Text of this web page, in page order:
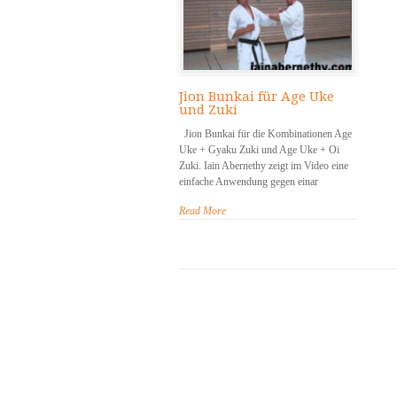
Jion Bunkai für Age Uke
und Zuki
Jion Bunkai für die Kombinationen Age
Uke + Gyaku Zuki und Age Uke + Oi
Zuki. Iain Abernethy zeigt im Video eine
einfache Anwendung gegen einar
Read More